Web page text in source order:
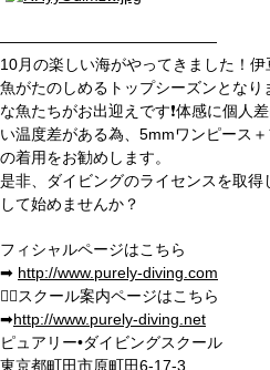
——————————————
10月の楽しい海がやってきました！
魚がたのしめるトップシーズンとな
な魚たちがお出迎えです❗️体感に個人
い温度差がある為、5mmワンピース
の着用をお勧めします。
是非、ダイビングのライセンスを取得
して始めませんか？
フィシャルページはこちら
➡︎ http://www.purely-diving.com
💁‍♂️スクール案内ページはこちら
➡︎http://www.purely-diving.net
ピュアリー•ダイビングスクール
東京都町田市原町田6-17-3